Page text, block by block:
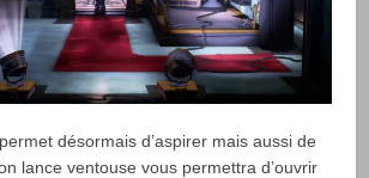
désormais d’aspirer mais aussi de
lance ventouse vous permettra d’ouvrir